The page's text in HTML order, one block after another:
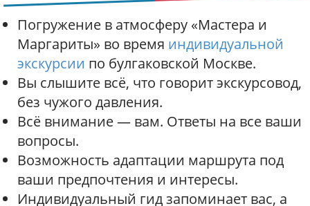
Погружение в атмосферу «Мастера и
Маргариты» во время индивидуальной
экскурсии по булгаковской Москве.
Вы слышите всё, что говорит экскурсовод,
без чужого давления.
Всё внимание — вам. Ответы на все ваши
вопросы.
Возможность адаптации маршрута под
ваши предпочтения и интересы.
Индивидуальный гид запоминает вас, а